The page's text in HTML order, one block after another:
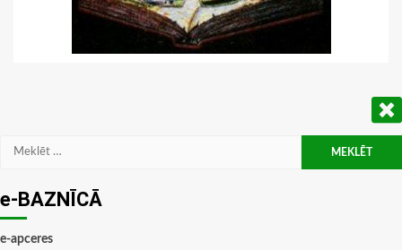
Meklēt:
e-BAZNĪCĀ
e-apceres